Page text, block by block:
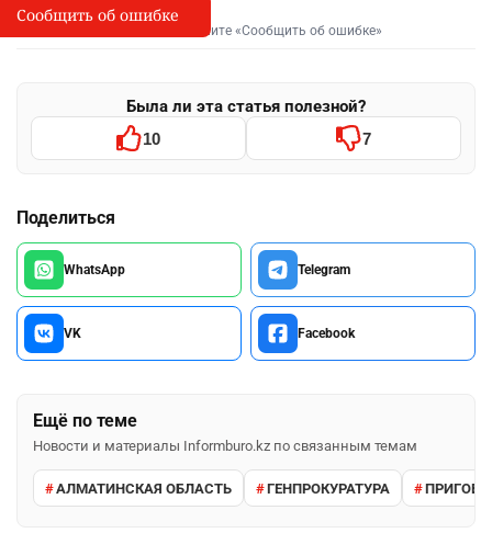
I
Сообщить об опечатке
Выделите фрагмент и нажмите «Сообщить об ошибке»
Была ли эта статья полезной?
10 7
Поделиться
WhatsApp Telegram
VK Facebook
Ещё по теме
Новости и материалы Informburo.kz по связанным темам
АЛМАТИНСКАЯ ОБЛАСТЬ ГЕНПРОКУРАТУРА
Сообщить об ошибке